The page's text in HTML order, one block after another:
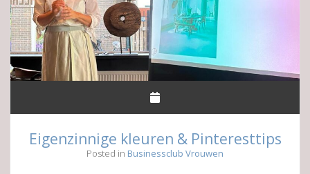
Eigenzinnige kleuren & Pinteresttips
Posted in Businessclub Vrouwen